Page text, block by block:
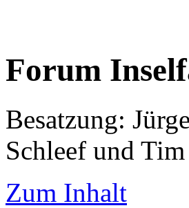
Forum
Besatzung:
Schleef und
Zum Inhalt